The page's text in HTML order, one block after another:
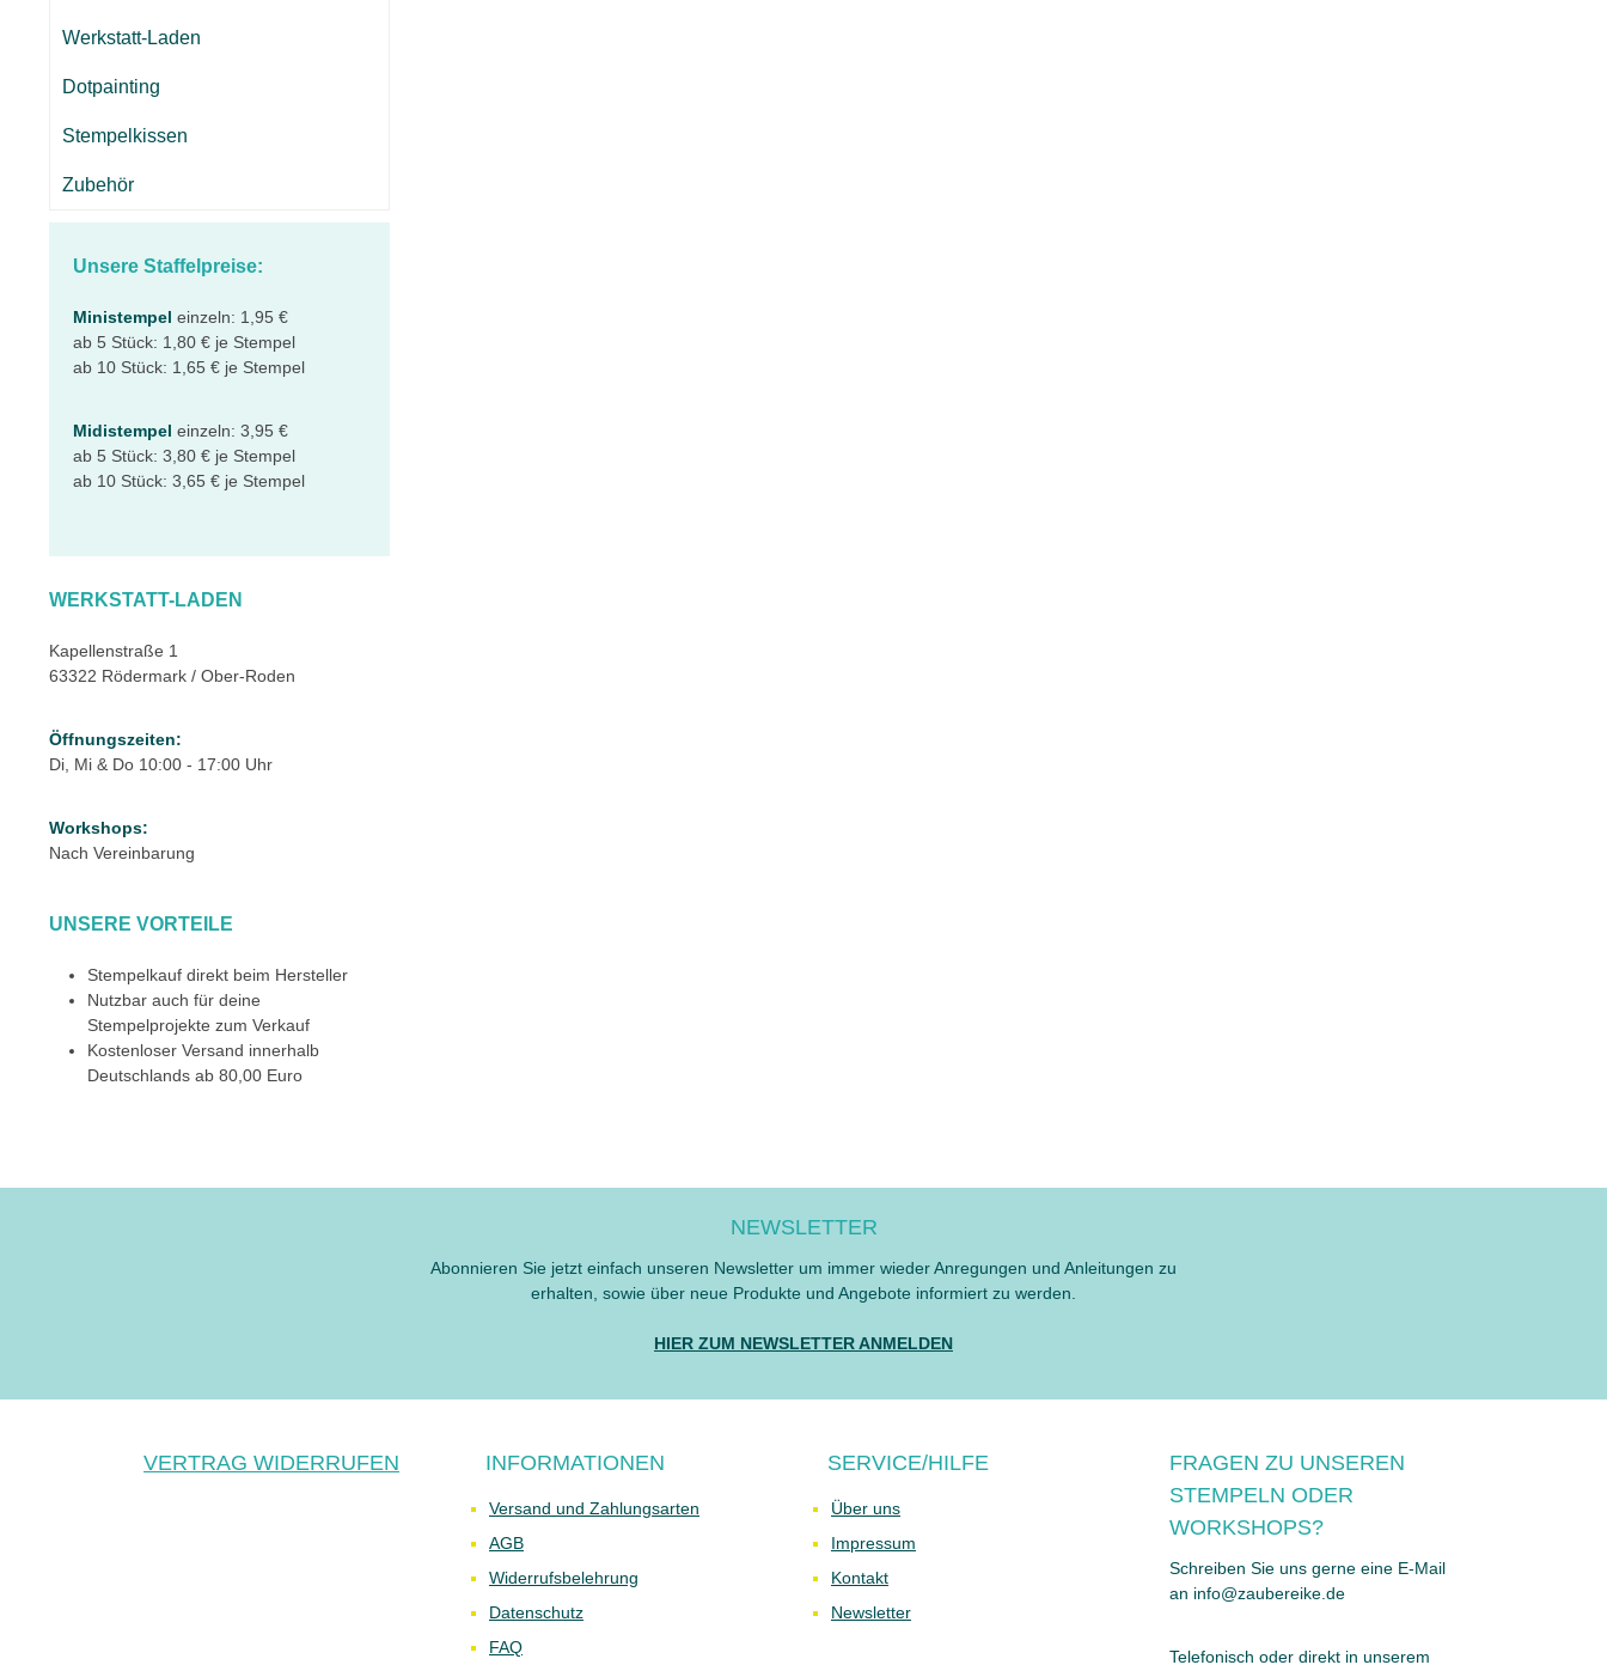
Werkstatt-Laden
Dotpainting
Stempelkissen
Zubehör
Unsere Staffelpreise:
Ministempel einzeln: 1,95 €
ab 5 Stück: 1,80 € je Stempel
ab 10 Stück: 1,65 € je Stempel
Midistempel einzeln: 3,95 €
ab 5 Stück: 3,80 € je Stempel
ab 10 Stück: 3,65 € je Stempel
WERKSTATT-LADEN
Kapellenstraße 1
63322 Rödermark / Ober-Roden
Öffnungszeiten:
Di, Mi & Do 10:00 - 17:00 Uhr
Workshops:
Nach Vereinbarung
UNSERE VORTEILE
Stempelkauf direkt beim Hersteller
Nutzbar auch für deine
Stempelprojekte zum Verkauf
Kostenloser Versand innerhalb
Deutschlands ab 80,00 Euro
NEWSLETTER
Abonnieren Sie jetzt einfach unseren Newsletter um immer wieder Anregungen und Anleitungen zu
erhalten, sowie über neue Produkte und Angebote informiert zu werden.
HIER ZUM NEWSLETTER ANMELDEN
FRAGEN ZU UNSEREN
STEMPELN ODER
WORKSHOPS?
Schreiben Sie uns gerne eine E-Mail
an info@zaubereike.de
Telefonisch oder direkt in unserem
VERTRAG WIDERRUFEN INFORMATIONEN
Versand und Zahlungsarten
AGB
Widerrufsbelehrung
Datenschutz
FAQ
SERVICE/HILFE
Über uns
Impressum
Kontakt
Newsletter